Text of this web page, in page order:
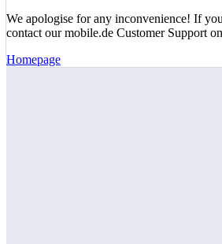
We apologise for any inconvenience! If
contact our mobile.de Customer Support
Homepage